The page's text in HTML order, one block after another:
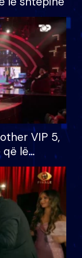
VIP 5,
që lë
për